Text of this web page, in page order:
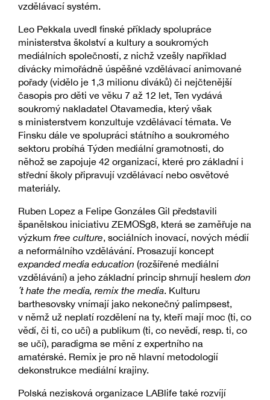
vzdělávací systém.
Leo Pekkala uvedl finské příklady spolupráce
ministerstva školství a kultury a soukromých
mediálních společností, z nichž vzešly například
divácky mimořádně úspěšné vzdělávací animované
pořady (vidělo je 1,3 milionu diváků) či nejčtenější
časopis pro děti ve věku 7 až 12 let, Ten vydává
soukromý nakladatel Otavamedia, který však
s ministerstvem konzultuje vzdělávací témata. Ve
Finsku dále ve spolupráci státního a soukromého
sektoru probíhá Týden mediální gramotnosti, do
něhož se zapojuje 42 organizací, které pro základní i
střední školy připravují vzdělávací nebo osvětové
materiály.
Ruben Lopez a Felipe Gonzáles Gil představili
španělskou iniciativu ZEMOSg8, která se zaměřuje na
výzkum free culture, sociálních inovací, nových médií
a neformálního vzdělávání. Prosazují koncept
expanded media education (rozšířené mediální
vzdělávání) a jeho základní princip shrnují heslem don
´t hate the media, remix the media. Kulturu
barthesovsky vnímají jako nekonečný palimpsest,
v němž už neplatí rozdělení na ty, kteří mají moc (ti, co
vědí, či ti, co učí) a publikum (ti, co nevědí, resp. ti, co
se učí), paradigma se mění z expertního na
amatérské. Remix je pro ně hlavní metodologií
dekonstrukce mediální krajiny.
Polská nezisková organizace LABlife také rozvíjí